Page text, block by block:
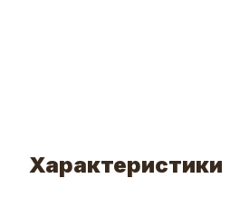
Характеристики